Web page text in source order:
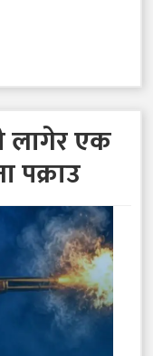
लागेर एक
पक्राउ